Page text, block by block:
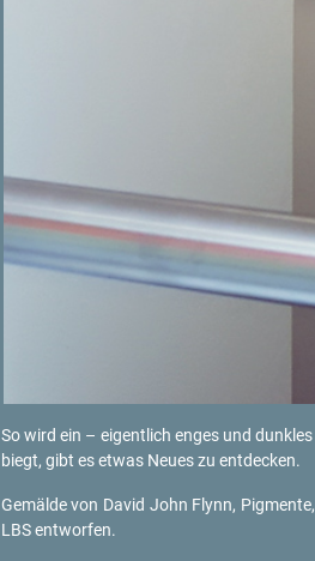
So wird ein – ei­gent­lich enges und
biegt, gibt es etwas Neues zu ent­de­cken.
Ge­mäl­de von David John Flynn,
LBS ent­wor­fen.